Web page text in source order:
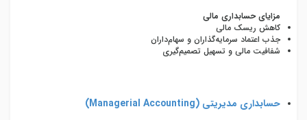
مزایای حسابداری مالی
کاهش ریسک مالی
جذب اعتماد سرمایه‌گذاران و سهام‌داران
شفافیت مالی و تسهیل تصمیم‌گیری
حسابداری مدیریتی (Managerial Accounting
)